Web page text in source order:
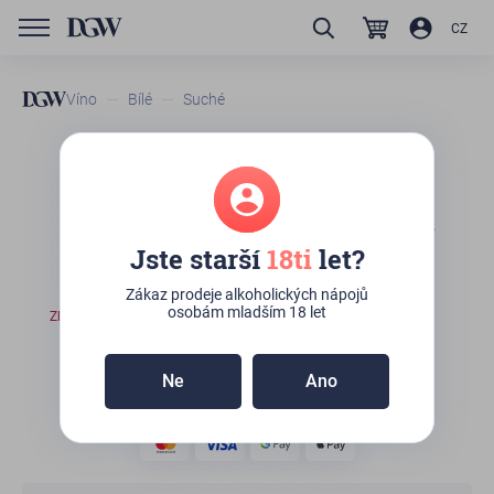
CZ
Víno Bílé Suché
GTIN/EAN 20220005
Bílé víno - Tsinandali 2020 -
Tsinandali Estate -
Zboží není skladem
490 Kč
Jste starší18tilet?
Zákaz prodeje alkoholických nápojů
osobám mladším 18 let
Ne Ano